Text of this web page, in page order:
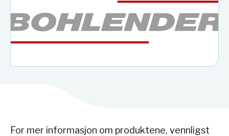
For mer informasjon om produktene, vennligst